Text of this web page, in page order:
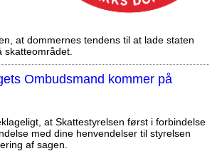
at dommernes tendens til at lade staten
skatteområdet.
Ombudsmand kommer på
at Skattestyrelsen først i forbindelse
med dine henvendelser til styrelsen
af sagen.